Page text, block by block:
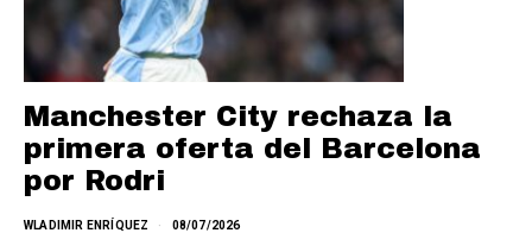
Manchester City rechaza la
primera oferta del Barcelona
por Rodri
WLADIMIR ENRÍQUEZ 08/07/2026